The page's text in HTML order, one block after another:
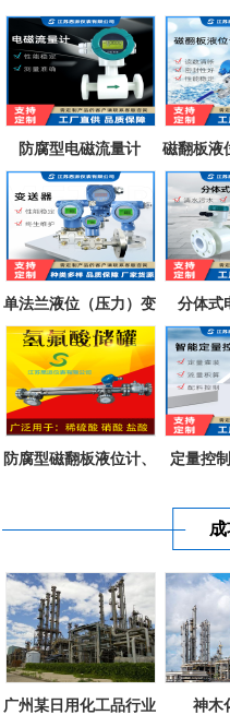
防腐型电磁流量计
磁翻板液
送
单法兰液位（压力）变
送器
分体式
防腐型磁翻板液位计、
定量控
成
广州某日用化工品行业 神木